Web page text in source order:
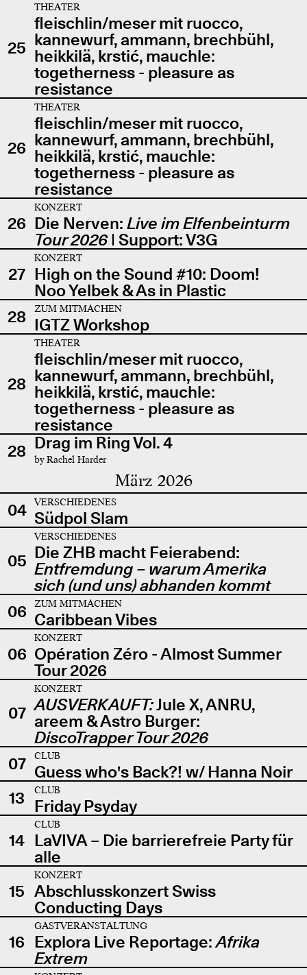
25
THEATER
fleischlin/meser mit ruocco,
kannewurf, ammann, brechbühl,
heikkilä, krstić, mauchle:
togetherness - pleasure as
resistance
26
THEATER
fleischlin/meser mit ruocco,
kannewurf, ammann, brechbühl,
heikkilä, krstić, mauchle:
togetherness - pleasure as
resistance
26
KONZERT
Die Nerven: Live im Elfenbeinturm
Tour 2026| Support: V3G
27
KONZERT
High on the Sound #10: Doom!
Noo Yelbek & As in Plastic
28
ZUM MITMACHEN
IGTZ Workshop
28
THEATER
fleischlin/meser mit ruocco,
kannewurf, ammann, brechbühl,
heikkilä, krstić, mauchle:
togetherness - pleasure as
resistance
28 Drag im Ring Vol. 4
by Rachel Harder
März 2026
04 VERSCHIEDENES
Südpol Slam
05
VERSCHIEDENES
Die ZHB macht Feierabend:
Entfremdung – warum Amerika
sich (und uns) abhanden kommt
06
ZUM MITMACHEN
Caribbean Vibes
06
KONZERT
Opération Zéro - Almost Summer
Tour 2026
07
KONZERT
AUSVERKAUFT:Jule X, ANRU,
areem & Astro Burger:
DiscoTrapper Tour 2026
07
CLUB
Guess who's Back?! w/ Hanna Noir
13
CLUB
Friday Psyday
14
CLUB
LaVIVA – Die barrierefreie Party für
alle
15
KONZERT
Abschlusskonzert Swiss
Conducting Days
16
GASTVERANSTALTUNG
Explora Live Reportage:Afrika
Extrem